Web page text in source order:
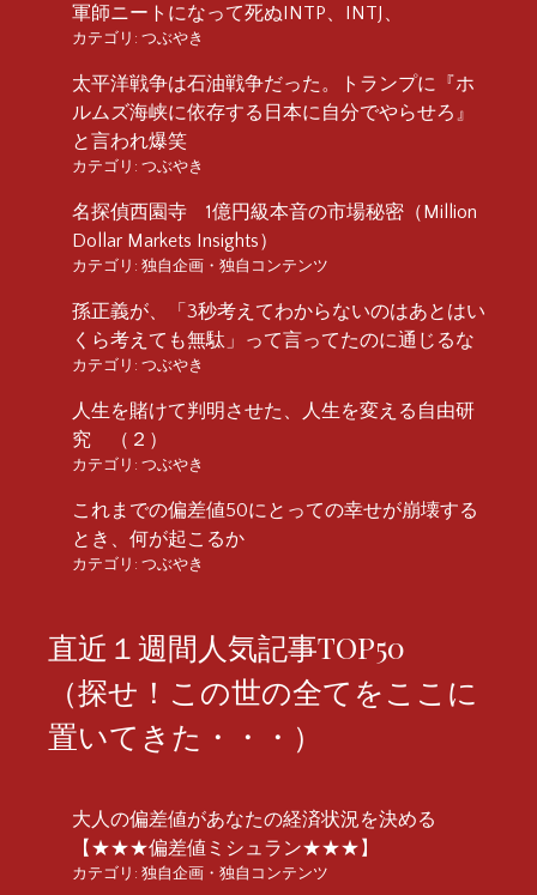
軍師ニートになって死ぬINTP、INTJ、
カテゴリ: つぶやき
太平洋戦争は石油戦争だった。トランプに『ホ
ルムズ海峡に依存する日本に自分でやらせろ』
と言われ爆笑
カテゴリ: つぶやき
名探偵西園寺 1億円級本音の市場秘密（Million
Dollar Markets Insights）
カテゴリ: 独自企画・独自コンテンツ
孫正義が、「3秒考えてわからないのはあとはい
くら考えても無駄」って言ってたのに通じるな
カテゴリ: つぶやき
人生を賭けて判明させた、人生を変える自由研
究 （２）
カテゴリ: つぶやき
これまでの偏差値50にとっての幸せが崩壊する
とき、何が起こるか
カテゴリ: つぶやき
直近１週間人気記事TOP50
（探せ！この世の全てをここに
置いてきた・・・）
大人の偏差値があなたの経済状況を決める
【★★★偏差値ミシュラン★★★】
カテゴリ: 独自企画・独自コンテンツ